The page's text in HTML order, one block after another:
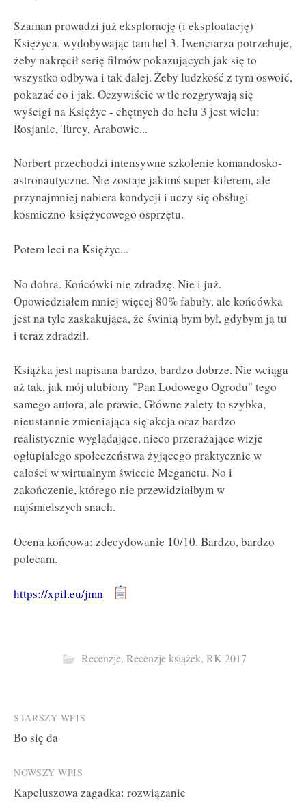
Szaman prowadzi już eksplorację (i eksploatację)
Księżyca, wydobywając tam hel 3. Iwenciarza potrzebuje,
żeby nakręcił serię filmów pokazujących jak się to
wszystko odbywa i tak dalej. Żeby ludzkość z tym oswoić,
pokazać co i jak. Oczywiście w tle rozgrywają się
wyścigi na Księżyc - chętnych do helu 3 jest wielu:
Rosjanie, Turcy, Arabowie...
Norbert przechodzi intensywne szkolenie komandosko-
astronautyczne. Nie zostaje jakimś super-kilerem, ale
przynajmniej nabiera kondycji i uczy się obsługi
kosmiczno-księżycowego osprzętu.
Potem leci na Księżyc...
No dobra. Końcówki nie zdradzę. Nie i już.
Opowiedziałem mniej więcej 80% fabuły, ale końcówka
jest na tyle zaskakująca, że świnią bym był, gdybym ją tu
i teraz zdradził.
Książka jest napisana bardzo, bardzo dobrze. Nie wciąga
aż tak, jak mój ulubiony "Pan Lodowego Ogrodu" tego
samego autora, ale prawie. Główne zalety to szybka,
nieustannie zmieniająca się akcja oraz bardzo
realistycznie wyglądające, nieco przerażające wizje
ogłupiałego społeczeństwa żyjącego praktycznie w
całości w wirtualnym świecie Meganetu. No i
zakończenie, którego nie przewidziałbym w
najśmielszych snach.
Ocena końcowa: zdecydowanie 10/10. Bardzo, bardzo
polecam.
https://xpil.eu/jmn
Recenzje, Recenzje książek, RK 2017
Post
navigation
STARSZY WPIS
Bo się da
NOWSZY WPIS
Kapeluszowa zagadka: rozwiązanie